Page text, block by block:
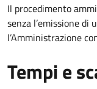
Il procedimento
senza l’emissione di
l’Amministrazione
Tempi e